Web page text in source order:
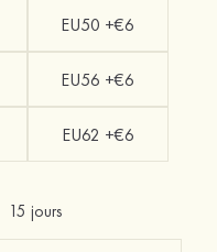
EU50 +€6
EU56 +€6
EU62 +€6
15 jours